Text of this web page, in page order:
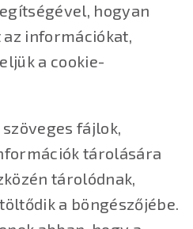
hogyan
információkat,
a cookie-
fájlok,
tárolására
tárolódnak,
a böngészőjébe.